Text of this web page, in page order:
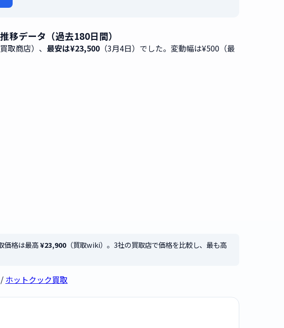
移データ（過去180日間）
取商店）、 最安は¥23,500 （3月4日）でした。変動幅は¥500（最
価格は最高¥23,900（買取wiki）。3社の買取店で価格を比較し、最も高
/ ホットクック買取